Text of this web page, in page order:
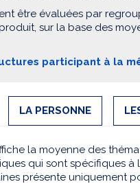
être évaluées par
sur la base des
participant à la
LA PERSONNE
la moyenne des
qui sont spécifiques
présente uniquement